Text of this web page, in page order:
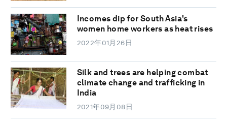
Incomes dip for South Asia's
women home workers as heat rises
2022年01月26日
Silk and trees are helping combat
climate change and trafficking in
India
2021年09月08日